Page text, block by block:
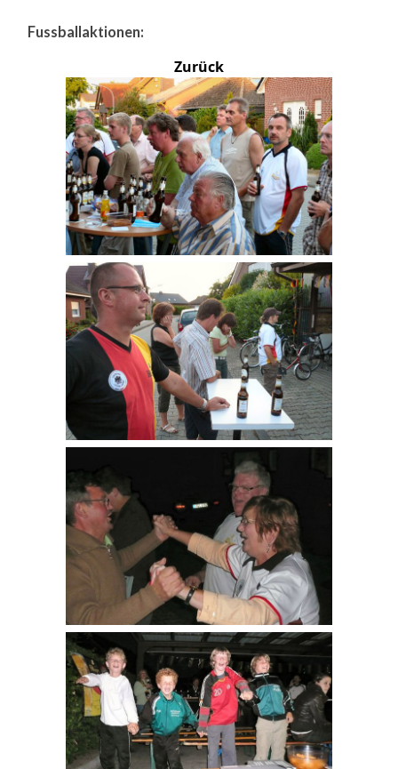
Fussballaktionen:
Zurück